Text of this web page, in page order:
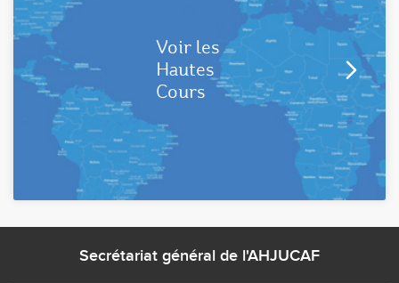
Voir les
Hautes
Cours
Secrétariat général de l'AHJUCAF